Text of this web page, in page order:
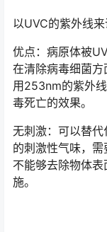
以UVC的紫外线
优点：病原体被
在清除病毒细菌
用253nm的紫外
毒死亡的效果。
无刺激：可以替
的刺激性气味，需
不能够去除物体
施。